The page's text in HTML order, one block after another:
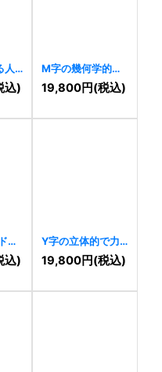
人
ロ
込)
M字の幾何学的と
先進的ストライプ
ロゴ 11089]
19,800円(税込)
ッ
込)
Y字の立体的で力
強いロゴ[11084 ]
19,800円(税込)